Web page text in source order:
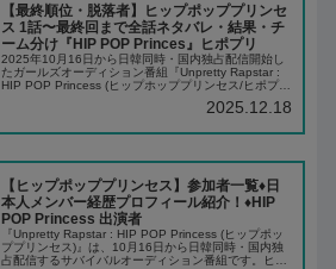
【最終順位・脱落者】ヒップポッププリンセ
ス 1話〜最終回まで全話ネタバレ・結果・チ
ーム分け『HIP POP Princes』ヒポプリ
2025年10月16日から日韓同時・国内独占配信開始し
たガールズオーディション番組『Unpretty Rapstar :
HIP POP Princess (ヒップホッププリンセス/ヒポプ
2025.12.18
【ヒップポッププリンセス】参加者一覧♦️日
本人メンバー経歴プロフィール紹介！♦️HIP
POP Princess 出演者
『Unpretty Rapstar : HIP POP Princess (ヒップポッ
ププリンセス)』は、10月16日から日韓同時・国内独
占配信するサバイバルオーディション番組です。ヒッ